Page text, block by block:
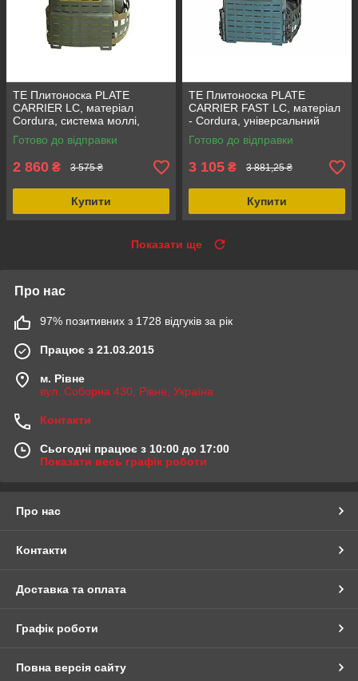
TE Плитоноска PLATE
CARRIER LC, матеріал
Cordura, система моллі,
висока міцність,
універсальний розмір
Готово до відправки
2 860 ₴ 3 575 ₴
Купити
TE Плитоноска PLATE
CARRIER FAST LC, матеріал
- Cordura, універсальний
розмір, система моллі
Готово до відправки
3 105 ₴ 3 881,25 ₴
Купити
Показати ще
Про нас
97% позитивних з 1728 відгуків за рік
Працює з 21.03.2015
м. Рівне
вул. Соборна 430, Рівне, Україна
Контакти
Сьогодні працює з 10:00 до 17:00
Показати весь графік роботи
Про нас
Контакти
Доставка та оплата
Графік роботи
Повна версія сайту